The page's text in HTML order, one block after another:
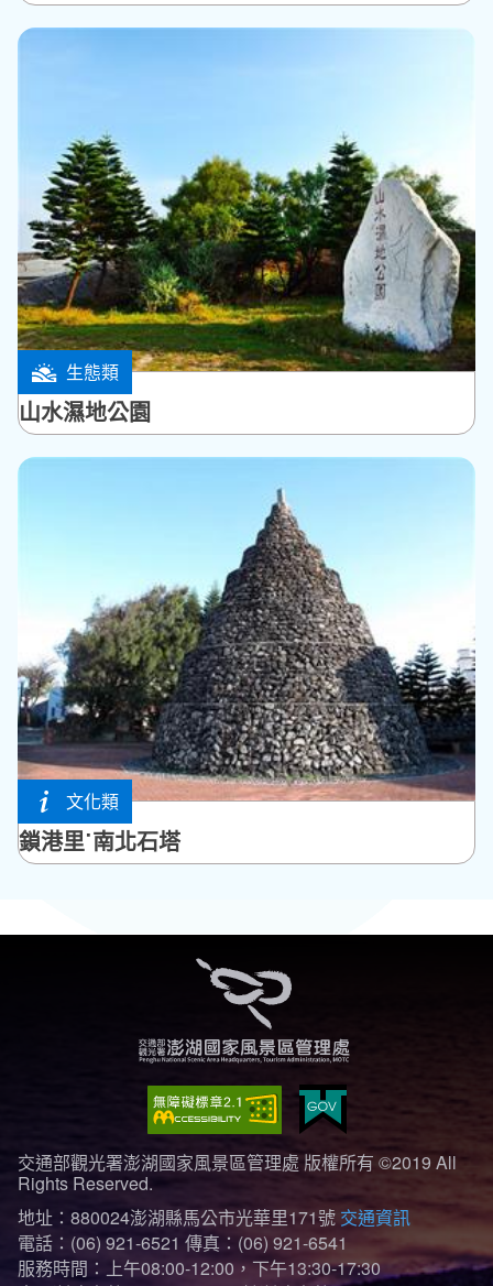
生態類
馬公市
山水濕地公園
文化類
馬公市
鎖港里˙南北石塔
交通部觀光署澎湖國家風景區管理處 版權所有 ©2019 All
Rights Reserved.
地址：880024澎湖縣馬公市光華里171號 交通資訊
電話：(06) 921-6521 傳真：(06) 921-6541
服務時間：上午08:00-12:00，下午13:30-17:30